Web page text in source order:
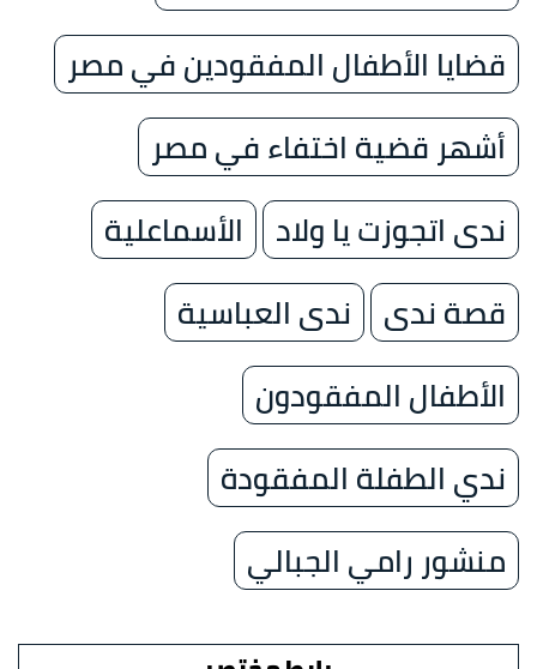
قضايا الأطفال المفقودين في مصر
أشهر قضية اختفاء في مصر
ندى اتجوزت يا ولاد
الأسماعلية
قصة ندى
ندى العباسية
الأطفال المفقودون
ندي الطفلة المفقودة
منشور رامي الجبالي